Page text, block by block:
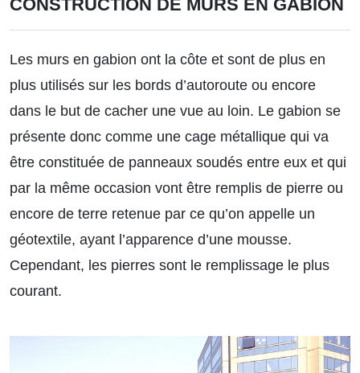
CONSTRUCTION DE MURS EN GABION
Les murs en gabion ont la côte et sont de plus en
plus utilisés sur les bords d’autoroute ou encore
dans le but de cacher une vue au loin. Le gabion se
présente donc comme une cage métallique qui va
être constituée de panneaux soudés entre eux et qui
par la même occasion vont être remplis de pierre ou
encore de terre retenue par ce qu’on appelle un
géotextile, ayant l’apparence d’une mousse.
Cependant, les pierres sont le remplissage le plus
courant.